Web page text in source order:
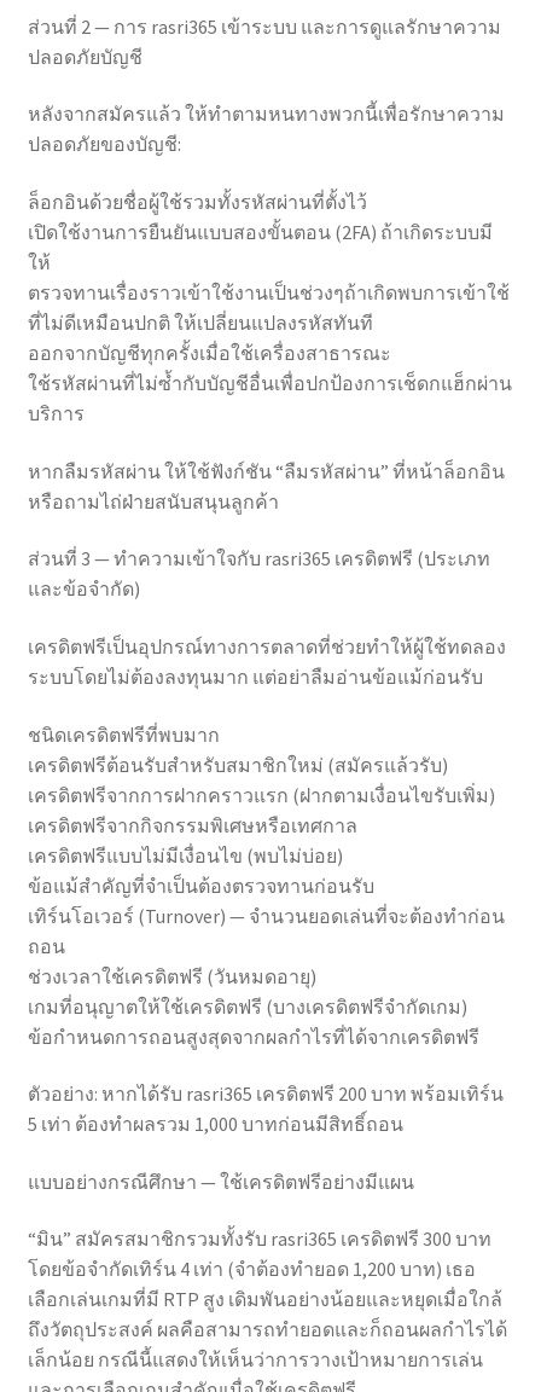
ส่วนที่ 2 — การ rasri365 เข้าระบบ และการดูแลรักษาความ
ปลอดภัยบัญชี
หลังจากสมัครแล้ว ให้ทำตามหนทางพวกนี้เพื่อรักษาความ
ปลอดภัยของบัญชี:
ล็อกอินด้วยชื่อผู้ใช้รวมทั้งรหัสผ่านที่ตั้งไว้
เปิดใช้งานการยืนยันแบบสองขั้นตอน (2FA) ถ้าเกิดระบบมี
ให้
ตรวจทานเรื่องราวเข้าใช้งานเป็นช่วงๆถ้าเกิดพบการเข้าใช้
ที่ไม่ดีเหมือนปกติ ให้เปลี่ยนแปลงรหัสทันที
ออกจากบัญชีทุกครั้งเมื่อใช้เครื่องสาธารณะ
ใช้รหัสผ่านที่ไม่ซ้ำกับบัญชีอื่นเพื่อปกป้องการเช็ดกแฮ็กผ่าน
บริการ
หากลืมรหัสผ่าน ให้ใช้ฟังก์ชัน “ลืมรหัสผ่าน” ที่หน้าล็อกอิน
หรือถามไถ่ฝ่ายสนับสนุนลูกค้า
ส่วนที่ 3 — ทำความเข้าใจกับ rasri365 เครดิตฟรี (ประเภท
และข้อจำกัด)
เครดิตฟรีเป็นอุปกรณ์ทางการตลาดที่ช่วยทำให้ผู้ใช้ทดลอง
ระบบโดยไม่ต้องลงทุนมาก แต่อย่าลืมอ่านข้อแม้ก่อนรับ
ชนิดเครดิตฟรีที่พบมาก
เครดิตฟรีต้อนรับสำหรับสมาชิกใหม่ (สมัครแล้วรับ)
เครดิตฟรีจากการฝากคราวแรก (ฝากตามเงื่อนไขรับเพิ่ม)
เครดิตฟรีจากกิจกรรมพิเศษหรือเทศกาล
เครดิตฟรีแบบไม่มีเงื่อนไข (พบไม่บ่อย)
ข้อแม้สำคัญที่จำเป็นต้องตรวจทานก่อนรับ
เทิร์นโอเวอร์ (Turnover) — จำนวนยอดเล่นที่จะต้องทำก่อน
ถอน
ช่วงเวลาใช้เครดิตฟรี (วันหมดอายุ)
เกมที่อนุญาตให้ใช้เครดิตฟรี (บางเครดิตฟรีจำกัดเกม)
ข้อกำหนดการถอนสูงสุดจากผลกำไรที่ได้จากเครดิตฟรี
ตัวอย่าง: หากได้รับ rasri365 เครดิตฟรี 200 บาท พร้อมเทิร์น
5 เท่า ต้องทำผลรวม 1,000 บาทก่อนมีสิทธิ์ถอน
แบบอย่างกรณีศึกษา — ใช้เครดิตฟรีอย่างมีแผน
“มิน” สมัครสมาชิกรวมทั้งรับ rasri365 เครดิตฟรี 300 บาท
โดยข้อจำกัดเทิร์น 4 เท่า (จำต้องทำยอด 1,200 บาท) เธอ
เลือกเล่นเกมที่มี RTP สูง เดิมพันอย่างน้อยและหยุดเมื่อใกล้
ถึงวัตถุประสงค์ ผลคือสามารถทำยอดและก็ถอนผลกำไรได้
เล็กน้อย กรณีนี้แสดงให้เห็นว่าการวางเป้าหมายการเล่น